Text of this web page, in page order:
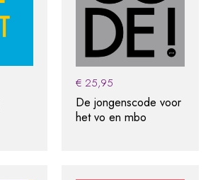
€ 25,95
De jongenscode voor
het vo en mbo